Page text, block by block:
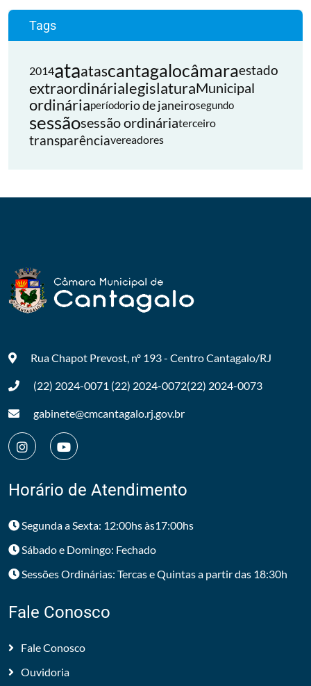
Tags
2014ataatascantagalocâmaraestado
extraordinárialegislaturaMunicipal
ordináriaperíodorio de janeirosegundo
sessãosessão ordináriaterceiro
transparênciavereadores
Rua Chapot Prevost, nº 193 - CentroCantagalo/RJ
(22) 2024-0071 (22) 2024-0072(22) 2024-0073
gabinete@cmcantagalo.rj.gov.br
Horário de Atendimento
Segunda a Sexta: 12:00hs às17:00hs
Sábado e Domingo: Fechado
Sessões Ordinárias: Tercas e Quintas a partir das 18:30h
Fale Conosco
Fale Conosco
Ouvidoria